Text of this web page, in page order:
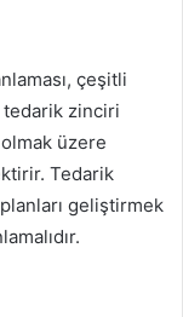
çeşitli
zinciri
üzere
Tedarik
geliştirmek